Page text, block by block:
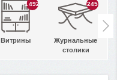
1492
Витрины
245
Журнальные
столики